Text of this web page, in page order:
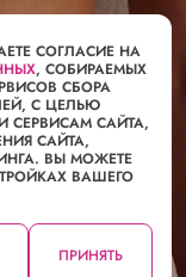
ВО ВРЕМЯ МЕСЯЧНЫХ
СОГЛАСИЕ НА
, СОБИРАЕМЫХ
СБОРА
С ЦЕЛЬЮ
СЕРВИСАМ САЙТА,
САЙТА,
ВЫ МОЖЕТЕ
ВАШЕГО
ПРИНЯТЬ